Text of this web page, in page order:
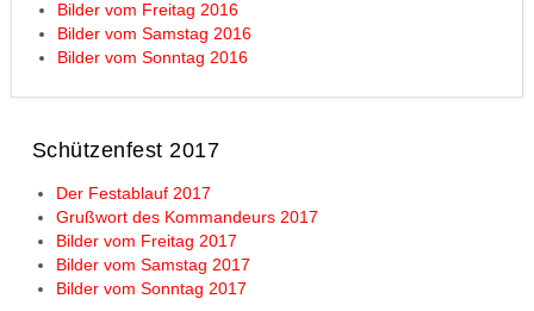
Bilder vom Freitag 2016
Bilder vom Samstag 2016
Bilder vom Sonntag 2016
Schützenfest 2017
Der Festablauf 2017
Grußwort des Kommandeurs 2017
Bilder vom Freitag 2017
Bilder vom Samstag 2017
Bilder vom Sonntag 2017